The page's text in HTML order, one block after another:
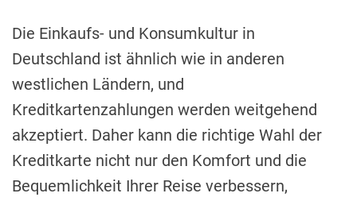
Die Einkaufs- und Konsumkultur in
Deutschland ist ähnlich wie in anderen
westlichen Ländern, und
Kreditkartenzahlungen werden weitgehend
akzeptiert. Daher kann die richtige Wahl der
Kreditkarte nicht nur den Komfort und die
Bequemlichkeit Ihrer Reise verbessern,